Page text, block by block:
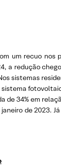
um recuo
redução
sistemas
34% em
de 2023.